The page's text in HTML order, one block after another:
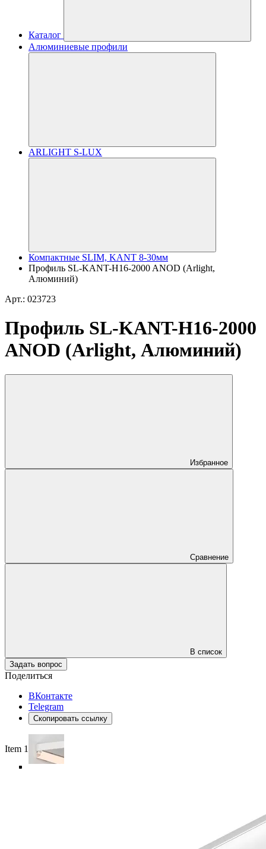
Каталог
Алюминиевые профили
ARLIGHT S-LUX
Компактные SLIM, KANT 8-30мм
Профиль SL-KANT-H16-2000 ANOD (Arlight,
Алюминий)
Арт.: 023723
Профиль SL-KANT-H16-2000
ANOD (Arlight, Алюминий)
Избранное
Сравнение
В список
Задать вопрос
Поделиться
ВКонтакте
Telegram
Скопировать ссылку
Item 1 of 6